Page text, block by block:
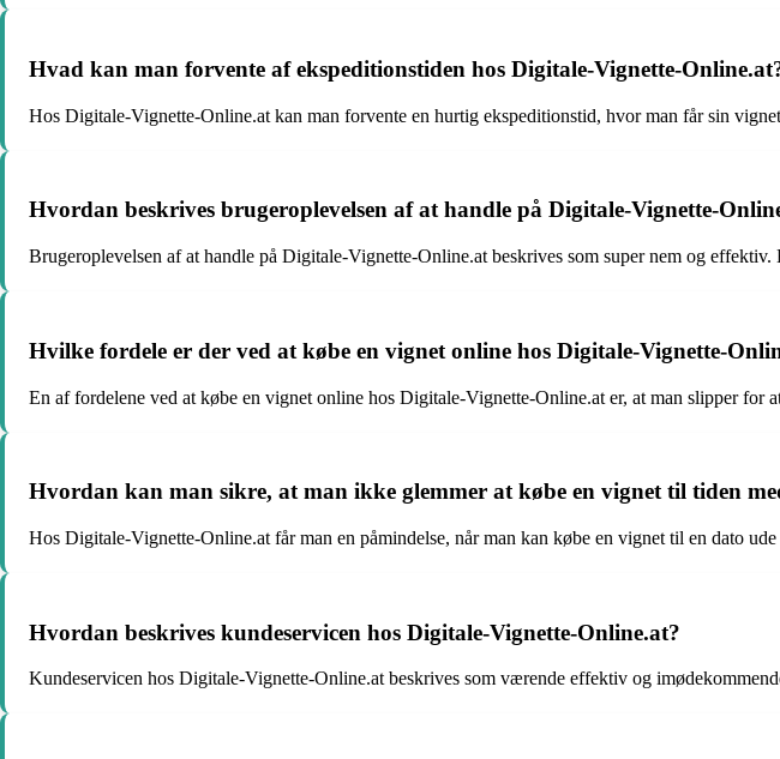
Hvad kan man forvente af ekspeditionstiden hos Digitale-Vignette-
Hos Digitale-Vignette-Online.at kan man forvente en hurtig ekspeditionstid, hvor man får sin
Hvordan beskrives brugeroplevelsen af at handle på Digitale-Vignette-
Brugeroplevelsen af at handle på Digitale-Vignette-Online.at beskrives som super nem og
Hvilke fordele er der ved at købe en vignet online hos Digitale-Vignette-
En af fordelene ved at købe en vignet online hos Digitale-Vignette-Online.at er, at man slipper
Hvordan kan man sikre, at man ikke glemmer at købe en vignet til tiden
Hos Digitale-Vignette-Online.at får man en påmindelse, når man kan købe en vignet til en dato
Hvordan beskrives kundeservicen hos Digitale-Vignette-Online.at?
Kundeservicen hos Digitale-Vignette-Online.at beskrives som værende effektiv og